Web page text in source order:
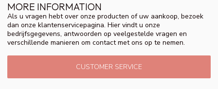
MORE INFORMATION
Als u vragen hebt over onze producten of uw aankoop, bezoek
dan onze klantenservicepagina. Hier vindt u onze
bedrijfsgegevens, antwoorden op veelgestelde vragen en
verschillende manieren om contact met ons op te nemen.
CUSTOMER SERVICE